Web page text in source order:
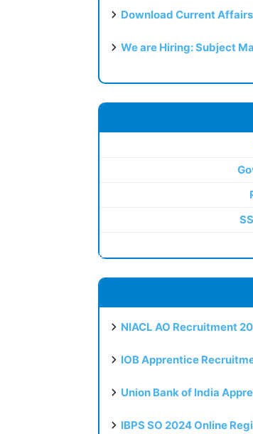
Download Current Affairs
We are Hiring: Subject
NIACL AO Recruitment
IOB Apprentice
Union Bank of India
IBPS SO 2024 Online